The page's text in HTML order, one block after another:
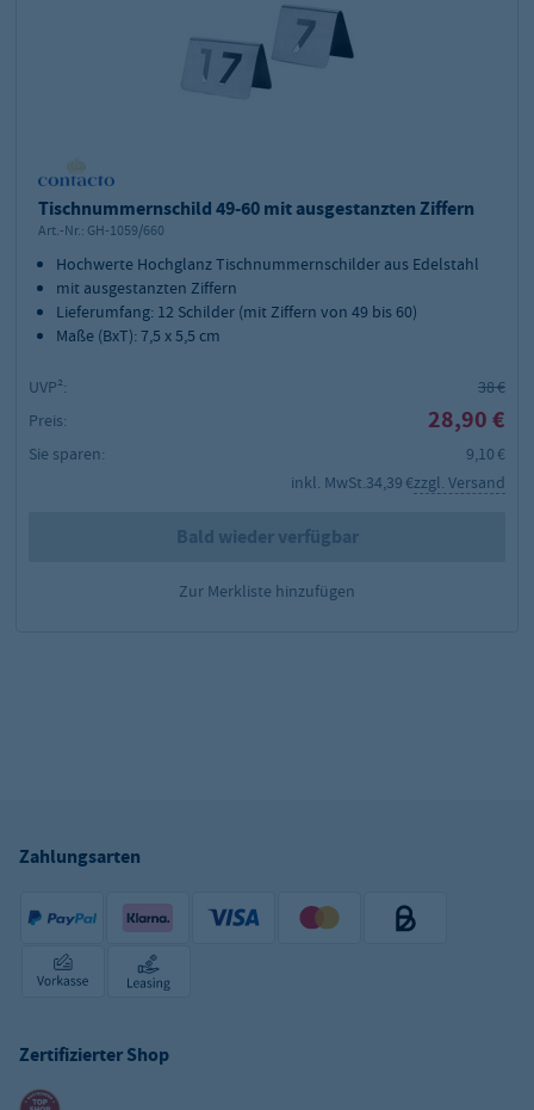
Tischnummernschild 49-60 mit ausgestanzten Ziffern
Art.-Nr.: GH-1059/660
Hochwerte Hochglanz Tischnummernschilder aus Edelstahl
mit ausgestanzten Ziffern
Lieferumfang: 12 Schilder (mit Ziffern von 49 bis 60)
Maße (BxT): 7,5 x 5,5 cm
UVP²:
38 €
Preis:
28,90 €
Sie sparen:
9,10 €
inkl. MwSt.34,39 €zzgl. Versand
Bald wieder verfügbar
Zur Merkliste hinzufügen
Zahlungsarten
Zertifizierter Shop